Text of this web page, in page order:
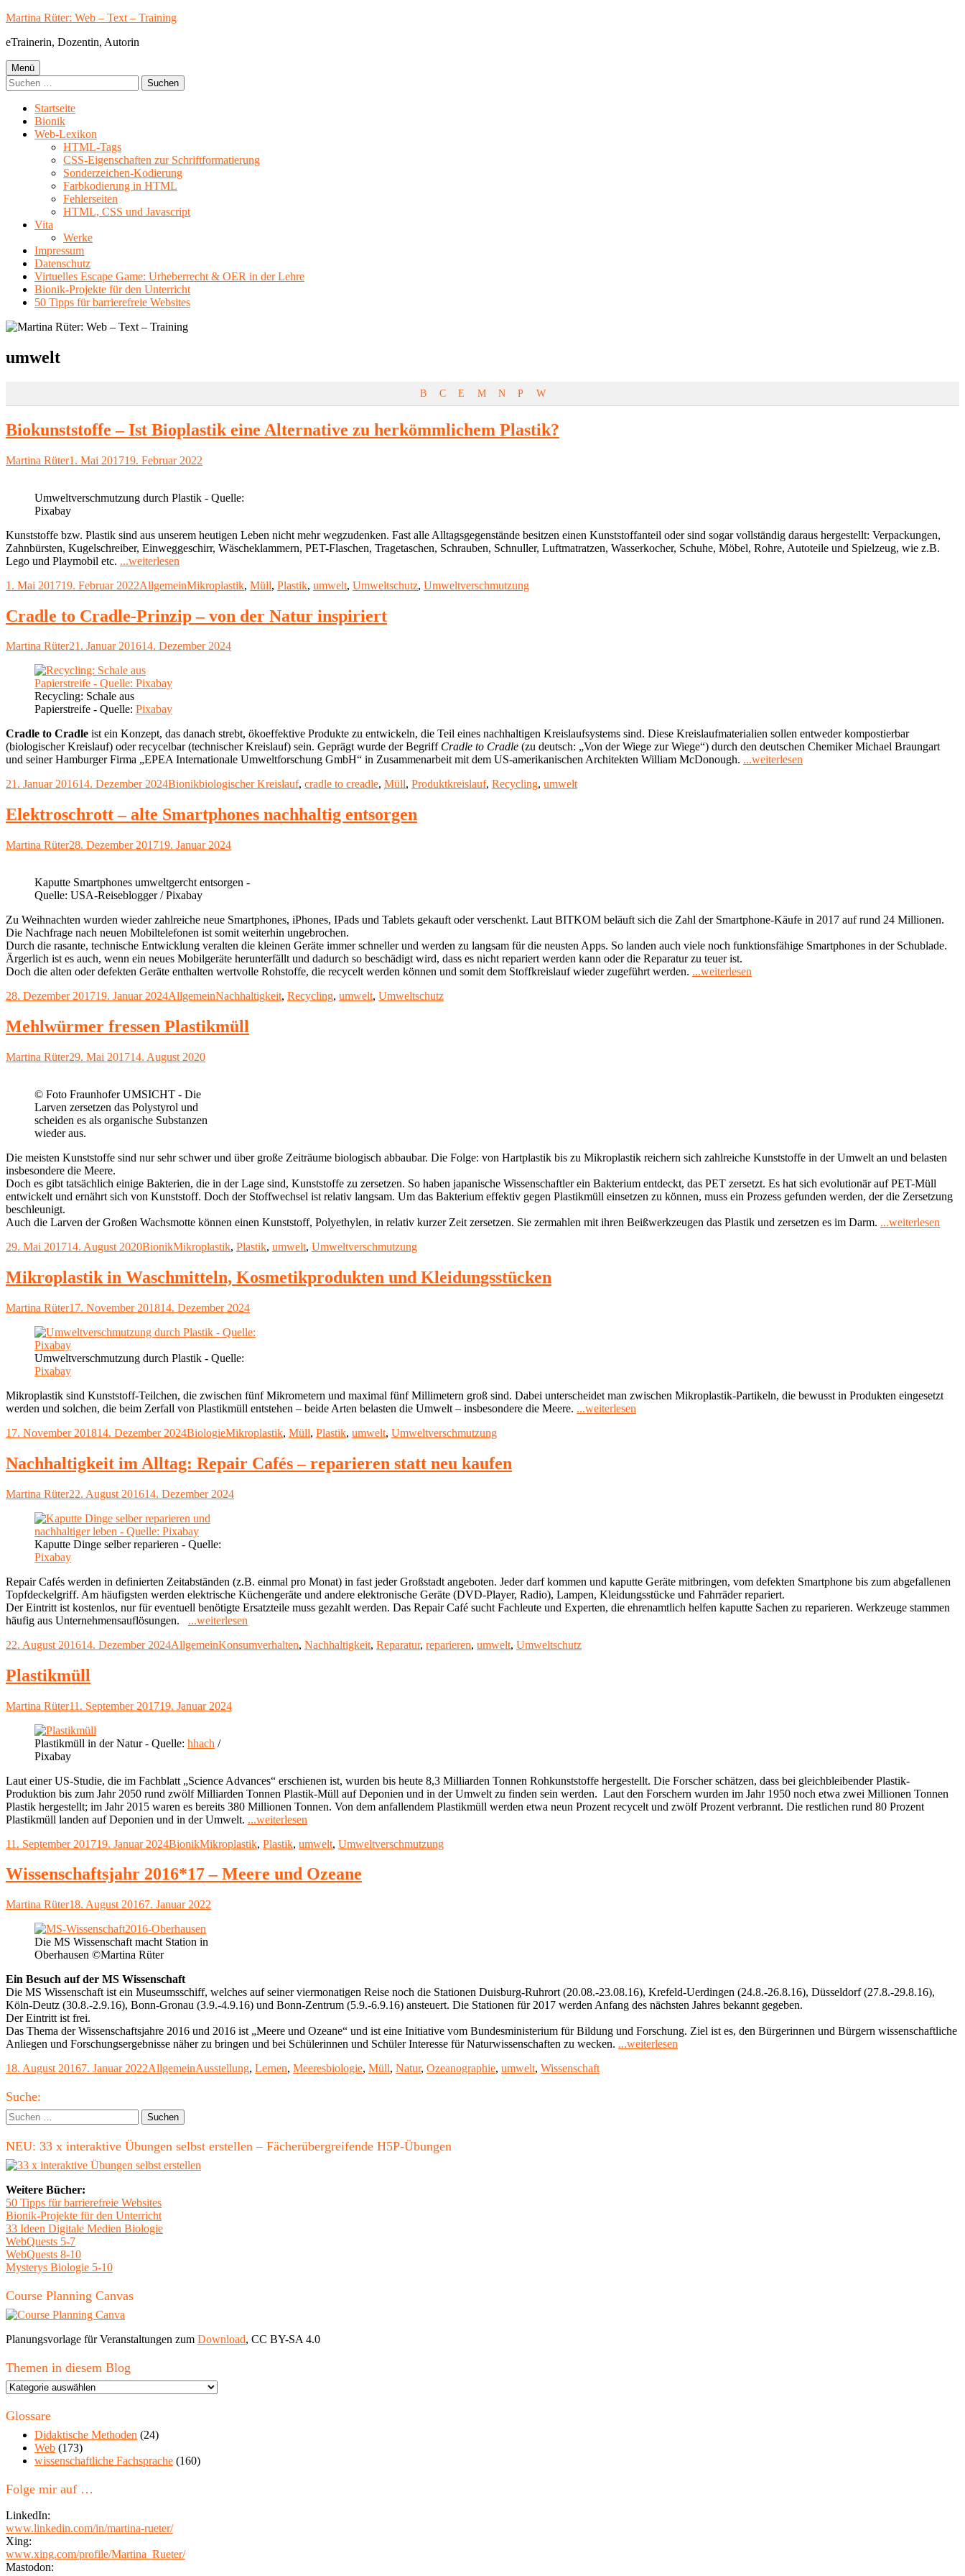
Springe
Inhalt
Martina Rüter: Web – Text – Training
eTrainerin, Dozentin, Autorin
Primäres
Menü
Menü
Suchen
nach:
Startseite
Bionik
Web-Lexikon
HTML-Tags
CSS-Eigenschaften zur Schriftformatierung
Sonderzeichen-Kodierung
Farbkodierung in HTML
Fehlerseiten
HTML, CSS und Javascript
Vita
Werke
Impressum
Datenschutz
Virtuelles Escape Game: Urheberrecht & OER in der Lehre
Bionik-Projekte für den Unterricht
50 Tipps für barrierefreie Websites
Schlagwort:
umwelt
B C E M N P W
Biokunststoffe – Ist Bioplastik eine Alternative zu herkömmlichem Plastik?
Autor
Martina RüterVeröffentlicht
1. Mai 201719. Februar 2022
Umweltverschmutzung durch Plastik - Quelle:
Pixabay
Kunststoffe bzw. Plastik sind aus unserem heutigen Leben nicht mehr wegzudenken. Fast alle Alltagsgegenstände besitzen einen Kunststoffanteil oder sind sogar vollständig daraus hergestellt: Verpackungen,
Zahnbürsten, Kugelschreiber, Einweggeschirr, Wäscheklammern, PET-Flaschen, Tragetaschen, Schrauben, Schnuller, Luftmatratzen, Wasserkocher, Schuhe, Möbel, Rohre, Autoteile und Spielzeug, wie z.B.
Lego und Playmobil etc. ...weiterlesen
Ist
eine
Alternative
herkömmlichem
Veröffentlicht
1. Mai 201719. Februar 2022Kategorien
AllgemeinSchlagwörter
Mikroplastik, Müll, Plastik, umwelt, Umweltschutz, Umweltverschmutzung
Cradle to Cradle-Prinzip – von der Natur inspiriert
Autor
Martina RüterVeröffentlicht
21. Januar 201614. Dezember 2024
Recycling: Schale aus
Papierstreife - Quelle: Pixabay
Cradle to Cradle ist ein Konzept, das danach strebt, ökoeffektive Produkte zu entwickeln, die Teil eines nachhaltigen Kreislaufsystems sind. Diese Kreislaufmaterialien sollen entweder kompostierbar
(biologischer Kreislauf) oder recycelbar (technischer Kreislauf) sein. Geprägt wurde der Begriff Cradle to Cradle (zu deutsch: „Von der Wiege zur Wiege“) durch den deutschen Chemiker Michael Braungart
und seiner Hamburger Firma „EPEA Internationale Umweltforschung GmbH“ in Zusammenarbeit mit dem US-amerikanischen Architekten William McDonough. ...weiterlesen
Veröffentlicht
21. Januar 201614. Dezember 2024Kategorien
BionikSchlagwörter
biologischer Kreislauf, cradle to creadle, Müll, Produktkreislauf, Recycling, umwelt
Elektroschrott – alte Smartphones nachhaltig entsorgen
Autor
Martina RüterVeröffentlicht
28. Dezember 201719. Januar 2024
Kaputte Smartphones umweltgercht entsorgen -
Quelle: USA-Reiseblogger / Pixabay
Zu Weihnachten wurden wieder zahlreiche neue Smartphones, iPhones, IPads und Tablets gekauft oder verschenkt. Laut BITKOM beläuft sich die Zahl der Smartphone-Käufe in 2017 auf rund 24 Millionen.
Die Nachfrage nach neuen Mobiltelefonen ist somit weiterhin ungebrochen.
Durch die rasante, technische Entwicklung veralten die kleinen Geräte immer schneller und werden zu langsam für die neusten Apps. So landen auch viele noch funktionsfähige Smartphones in der Schublade.
Ärgerlich ist es auch, wenn ein neues Mobilgeräte herunterfällt und dadurch so beschädigt wird, dass es nicht repariert werden kann oder die Reparatur zu teuer ist.
Doch die alten oder defekten Geräte enthalten wertvolle Rohstoffe, die recycelt werden können und somit dem Stoffkreislauf wieder zugeführt werden. ...weiterlesen
Veröffentlicht
28. Dezember 201719. Januar 2024Kategorien
AllgemeinSchlagwörter
Nachhaltigkeit, Recycling, umwelt, Umweltschutz
Mehlwürmer fressen Plastikmüll
Autor
Martina RüterVeröffentlicht
29. Mai 201714. August 2020
© Foto Fraunhofer UMSICHT - Die
Larven zersetzen das Polystyrol und
scheiden es als organische Substanzen
wieder aus.
Die meisten Kunststoffe sind nur sehr schwer und über große Zeiträume biologisch abbaubar. Die Folge: von Hartplastik bis zu Mikroplastik reichern sich zahlreiche Kunststoffe in der Umwelt an und belasten
insbesondere die Meere.
Doch es gibt tatsächlich einige Bakterien, die in der Lage sind, Kunststoffe zu zersetzen. So haben japanische Wissenschaftler ein Bakterium entdeckt, das PET zersetzt. Es hat sich evolutionär auf PET-Müll
entwickelt und ernährt sich von Kunststoff. Doch der Stoffwechsel ist relativ langsam. Um das Bakterium effektiv gegen Plastikmüll einsetzen zu können, muss ein Prozess gefunden werden, der die Zersetzung
beschleunigt.
Auch die Larven der Großen Wachsmotte können einen Kunststoff, Polyethylen, in relativ kurzer Zeit zersetzen. Sie zermahlen mit ihren Beißwerkzeugen das Plastik und zersetzen es im Darm. ...weiterlesen
Veröffentlicht
29. Mai 201714. August 2020Kategorien
BionikSchlagwörter
Mikroplastik, Plastik, umwelt, Umweltverschmutzung
Mikroplastik in Waschmitteln, Kosmetikprodukten und Kleidungsstücken
Autor
Martina RüterVeröffentlicht
17. November 201814. Dezember 2024
Umweltverschmutzung durch Plastik - Quelle:
Pixabay
Mikroplastik sind Kunststoff-Teilchen, die zwischen fünf Mikrometern und maximal fünf Millimetern groß sind. Dabei unterscheidet man zwischen Mikroplastik-Partikeln, die bewusst in Produkten eingesetzt
werden und solchen, die beim Zerfall von Plastikmüll entstehen – beide Arten belasten die Umwelt – insbesondere die Meere. ...weiterlesen
Veröffentlicht
17. November 201814. Dezember 2024Kategorien
BiologieSchlagwörter
Mikroplastik, Müll, Plastik, umwelt, Umweltverschmutzung
Nachhaltigkeit im Alltag: Repair Cafés – reparieren statt neu kaufen
Autor
Martina RüterVeröffentlicht
22. August 201614. Dezember 2024
Kaputte Dinge selber reparieren - Quelle:
Pixabay
Repair Cafés werden in definierten Zeitabständen (z.B. einmal pro Monat) in fast jeder Großstadt angeboten. Jeder darf kommen und kaputte Geräte mitbringen, vom defekten Smartphone bis zum abgefallenen
Topfdeckelgriff. Am häufigsten werden elektrische Küchengeräte und andere elektronische Geräte (DVD-Player, Radio), Lampen, Kleidungsstücke und Fahrräder repariert.
Der Eintritt ist kostenlos, nur für eventuell benötigte Ersatzteile muss gezahlt werden. Das Repair Café sucht Fachleute und Experten, die ehrenamtlich helfen kaputte Sachen zu reparieren. Werkzeuge stammen
häufig aus Unternehmensauflösungen. ...weiterlesen
Alltag:
Veröffentlicht
22. August 201614. Dezember 2024Kategorien
AllgemeinSchlagwörter
Konsumverhalten, Nachhaltigkeit, Reparatur, reparieren, umwelt, Umweltschutz
Plastikmüll
Autor
Martina RüterVeröffentlicht
11. September 201719. Januar 2024
Plastikmüll in der Natur - Quelle: hhach /
Pixabay
Laut einer US-Studie, die im Fachblatt „Science Advances“ erschienen ist, wurden bis heute 8,3 Milliarden Tonnen Rohkunststoffe hergestellt. Die Forscher schätzen, dass bei gleichbleibender Plastik-
Produktion bis zum Jahr 2050 rund zwölf Milliarden Tonnen Plastik-Müll auf Deponien und in der Umwelt zu finden sein werden. Laut den Forschern wurden im Jahr 1950 noch etwa zwei Millionen Tonnen
Plastik hergestellt; im Jahr 2015 waren es bereits 380 Millionen Tonnen. Von dem anfallendem Plastikmüll werden etwa neun Prozent recycelt und zwölf Prozent verbrannt. Die restlichen rund 80 Prozent
Plastikmüll landen auf Deponien und in der Umwelt. ...weiterlesen
Veröffentlicht
11. September 201719. Januar 2024Kategorien
BionikSchlagwörter
Mikroplastik, Plastik, umwelt, Umweltverschmutzung
Wissenschaftsjahr 2016*17 – Meere und Ozeane
Autor
Martina RüterVeröffentlicht
18. August 20167. Januar 2022
Die MS Wissenschaft macht Station in
Oberhausen ©Martina Rüter
Ein Besuch auf der MS Wissenschaft
Die MS Wissenschaft ist ein Museumsschiff, welches auf seiner viermonatigen Reise noch die Stationen Duisburg-Ruhrort (20.08.-23.08.16), Krefeld-Uerdingen (24.8.-26.8.16), Düsseldorf (27.8.-29.8.16),
Köln-Deutz (30.8.-2.9.16), Bonn-Gronau (3.9.-4.9.16) und Bonn-Zentrum (5.9.-6.9.16) ansteuert. Die Stationen für 2017 werden Anfang des nächsten Jahres bekannt gegeben.
Der Eintritt ist frei.
Das Thema der Wissenschaftsjahre 2016 und 2016 ist „Meere und Ozeane“ und ist eine Initiative vom Bundesministerium für Bildung und Forschung. Ziel ist es, den Bürgerinnen und Bürgern wissenschaftliche
Anliegen und Forschungsergebnisse näher zu bringen und bei Schülerinnen und Schüler Interesse für Naturwissenschaften zu wecken. ...weiterlesen
Veröffentlicht
18. August 20167. Januar 2022Kategorien
AllgemeinSchlagwörter
Ausstellung, Lernen, Meeresbiologie, Müll, Natur, Ozeanographie, umwelt, Wissenschaft
Haupt-
Seitenleiste
Suche:
Suchen
nach:
NEU: 33 x interaktive Übungen selbst erstellen – Fächerübergreifende H5P-Übungen
Weitere Bücher:
50 Tipps für barrierefreie Websites
Bionik-Projekte für den Unterricht
33 Ideen Digitale Medien Biologie
WebQuests 5-7
WebQuests 8-10
Mysterys Biologie 5-10
Course Planning Canvas
Planungsvorlage für Veranstaltungen zum Download, CC BY-SA 4.0
Themen in diesem Blog
Themen
diesem
Glossare
Didaktische Methoden (24)
Web (173)
wissenschaftliche Fachsprache (160)
Folge mir auf …
LinkedIn:
www.linkedin.com/in/martina-rueter/
Xing:
www.xing.com/profile/Martina_Rueter/
Mastodon: